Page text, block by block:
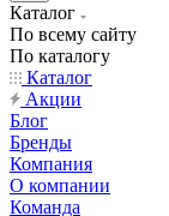
Каталог
По всему сайту
По каталогу
Каталог
Акции
Блог
Бренды
Компания
О компании
Команда